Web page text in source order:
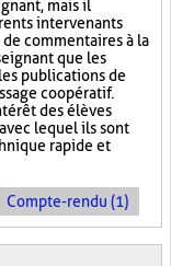
mais il
intervenants
commentaires à la
que les
publications de
coopératif.
des élèves
lequel ils sont
rapide et
Compte-rendu (1)